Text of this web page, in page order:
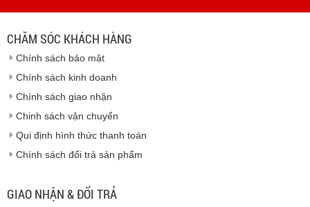
Vinhempich
CAM KẾT CHẤT LƯỢNG
CHĂM SÓC KHÁCH HÀNG
Chính sách bảo mật
Chính sách kinh doanh
Chính sách giao nhận
Chinh sách vận chuyển
Qui định hình thức thanh toán
Chính sách đổi trả sản phẩm
GIAO NHẬN & ĐỔI TRẢ